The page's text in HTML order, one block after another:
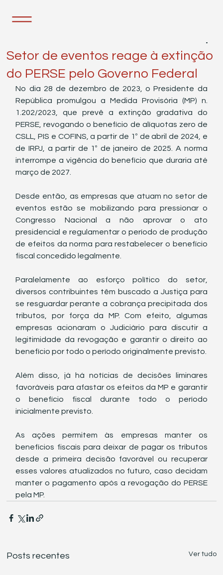
Setor de eventos reage à extinção
do PERSE pelo Governo Federal
No dia 28 de dezembro de 2023, o Presidente da
República promulgou a Medida Provisória (MP) n.
1.202/2023, que prevê a extinção gradativa do
PERSE, revogando o benefício de alíquotas zero de
CSLL, PIS e COFINS, a partir de 1º de abril de 2024, e
de IRPJ, a partir de 1º de janeiro de 2025. A norma
interrompe a vigência do benefício que duraria até
março de 2027.
Desde então, as empresas que atuam no setor de
eventos estão se mobilizando para pressionar o
Congresso Nacional a não aprovar o ato
presidencial e regulamentar o período de produção
de efeitos da norma para restabelecer o benefício
fiscal concedido legalmente.
Paralelamente ao esforço político do setor,
diversos contribuintes têm buscado a Justiça para
se resguardar perante a cobrança precipitada dos
tributos, por força da MP. Com efeito, algumas
empresas acionaram o Judiciário para discutir a
legitimidade da revogação e garantir o direito ao
benefício por todo o período originalmente previsto.
Além disso, já há notícias de decisões liminares
favoráveis para afastar os efeitos da MP e garantir
o benefício fiscal durante todo o período
inicialmente previsto.
As ações permitem às empresas manter os
benefícios fiscais para deixar de pagar os tributos
desde a primeira decisão favorável ou recuperar
esses valores atualizados no futuro, caso decidam
manter o pagamento após a revogação do PERSE
pela MP.
Posts recentes Ver tudo